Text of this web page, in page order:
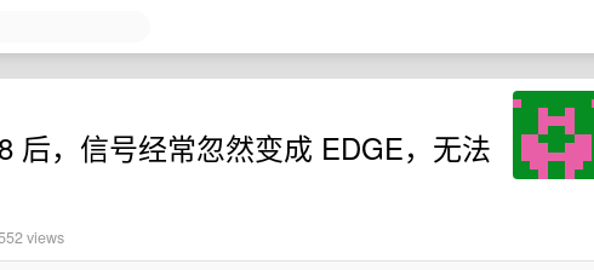
后，信号经常忽然变成 EDGE，无法
views